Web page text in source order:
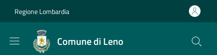
Regione Lombardia
Comune di Leno